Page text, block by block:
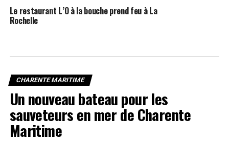
Le restaurant L’O à la bouche prend feu à La
Rochelle
CHARENTE MARITIME
Un nouveau bateau pour les
sauveteurs en mer de Charente
Maritime